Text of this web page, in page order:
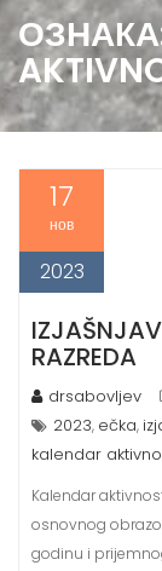
17
нов
2023
RAZREDA
drsabovljev
2023, ečka,
kalendar
Kalendar
osnovnog
godinu i